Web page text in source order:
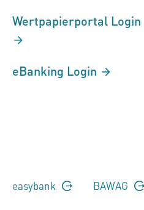
Wertpapierportal Login
eBanking Login
easybank BAWAG